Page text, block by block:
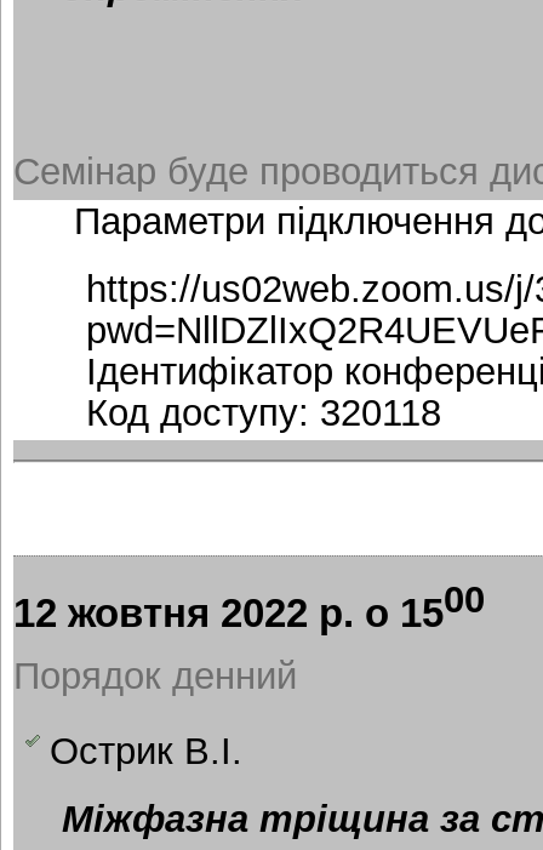
Семінар буде проводиться
Параметри підключення
https://us02web.zoom.us/
Ідентифікатор
Код доступу: 320118
12 жовтня 2022 р. о 1500
Порядок денний
Острик В.І.
Міжфазна тріщина за